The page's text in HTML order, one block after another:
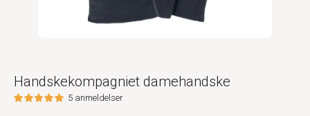
Handskekompagniet damehandske
5 anmeldelser